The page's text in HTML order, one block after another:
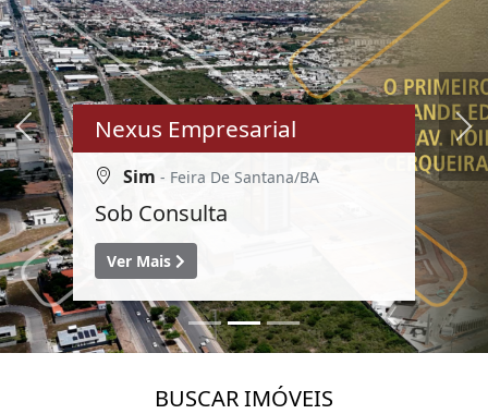
Nexus Empresarial
Sim - Feira De Santana/BA
Sob Consulta
Ver Mais
Previous
BUSCAR IMÓVEIS